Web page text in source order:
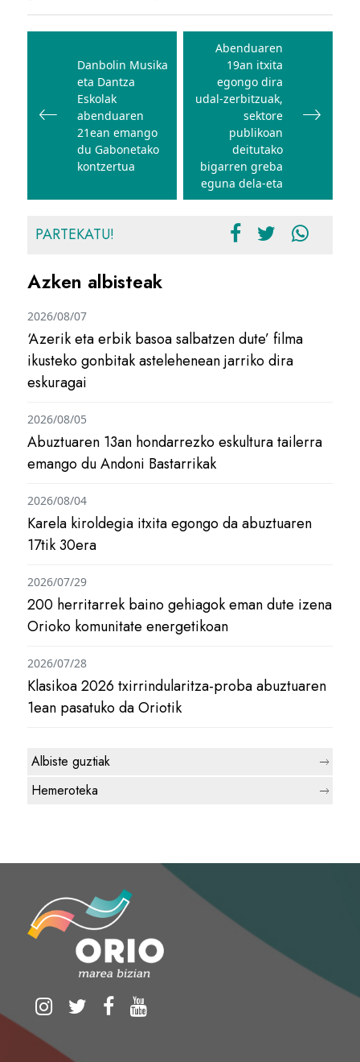
Bidalketetan
nabigatuDanbolin Musika
eta Dantza
Eskolak
abenduaren
21ean emango
du Gabonetako
kontzertua
Abenduaren
19an itxita
egongo dira
udal-zerbitzuak,
sektore
publikoan
deitutako
bigarren greba
eguna dela-eta
PARTEKATU!
Azken albisteak
‘Azerik eta erbik basoa salbatzen dute’ filma
ikusteko gonbitak astelehenean jarriko dira
eskuragai
2026/08/07
Abuztuaren 13an hondarrezko eskultura tailerra
emango du Andoni Bastarrikak
2026/08/05
Karela kiroldegia itxita egongo da abuztuaren
17tik 30era
2026/08/04
200 herritarrek baino gehiagok eman dute izena
Orioko komunitate energetikoan
2026/07/29
Klasikoa 2026 txirrindularitza-proba abuztuaren
1ean pasatuko da Oriotik
2026/07/28
Albiste guztiak
Hemeroteka